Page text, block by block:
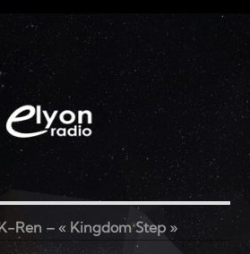
Ren – « Kingdom Step »